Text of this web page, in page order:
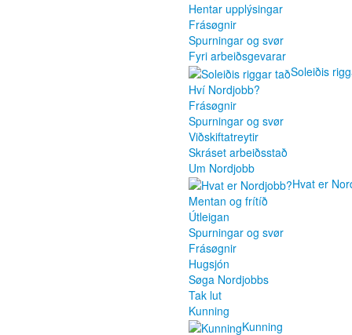
Hentar upplýsingar
Frásøgnir
Spurningar og svør
Fyri arbeiðsgevarar
Soleiðis
Hví Nordjobb?
Frásøgnir
Spurningar og svør
Viðskiftatreytir
Skráset arbeiðsstað
Um Nordjobb
Hvat er
Mentan og frítíð
Útleigan
Spurningar og svør
Frásøgnir
Hugsjón
Søga Nordjobbs
Tak lut
Kunning
Kunning